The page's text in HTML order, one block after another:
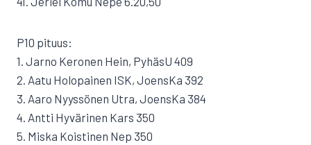
P10 pituus:
1. Jarno Keronen Hein, PyhäsU 409
2. Aatu Holopainen ISK, JoensKa 392
3. Aaro Nyyssönen Utra, JoensKa 384
4. Antti Hyvärinen Kars 350
5. Miska Koistinen Nep 350